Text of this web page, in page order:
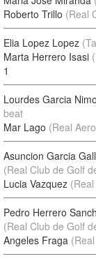
Roberto Trillo (Real
Elia Lopez Lopez
Marta Herrero Isasi
1
Lourdes Garcia Nimo
beat
Mar Lago (Real
Asuncion Garcia
(Real Club de Golf
Lucia Vazquez
Pedro Herrero
(Real Club de Golf
Angeles Fraga